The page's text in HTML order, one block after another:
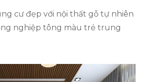
cư đẹp với nội thất gỗ tự nhiên
nghiệp tông màu trẻ trung